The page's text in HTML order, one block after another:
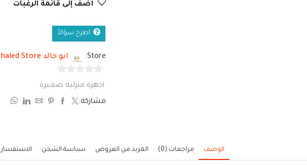
أضف إلى قائمة الرغبات
اطرح سؤالاً
Store: ابو خالد Abo Khaled Store
اجهزة منزلية صغيرة
مشاركة:
الوصف مراجعات (0) المزيد من العروض سياسة الشحن